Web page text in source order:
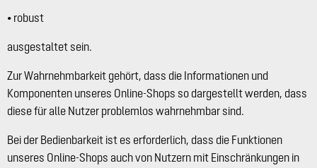
• robust
ausgestaltet sein.
Zur Wahrnehmbarkeit gehört, dass die Informationen und
Komponenten unseres Online-Shops so dargestellt werden, dass
diese für alle Nutzer problemlos wahrnehmbar sind.
Bei der Bedienbarkeit ist es erforderlich, dass die Funktionen
unseres Online-Shops auch von Nutzern mit Einschränkungen in